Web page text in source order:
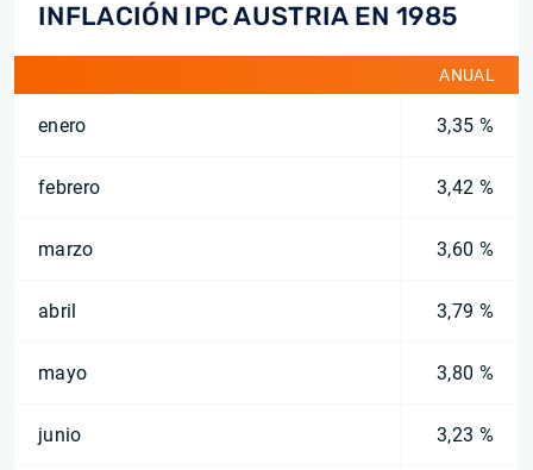
INFLACIÓN IPC AUSTRIA EN 1985
ANUAL
enero 3,35 %
febrero 3,42 %
marzo 3,60 %
abril 3,79 %
mayo 3,80 %
junio 3,23 %